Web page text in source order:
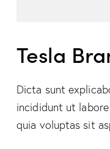
Tesla
Dicta sunt
incididunt ut
quia voluptas sit